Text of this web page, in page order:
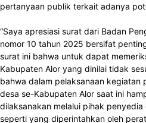
pertanyaan publik terkait adanya
“Saya apresiasi surat dari Badan
nomor 10 tahun 2025 bersifat
surat ini bahwa untuk dapat
Kabupaten Alor yang dinilai tidak
bahwa dalam pelaksanaan kegiatan
desa se-Kabupaten Alor saat ini
dilaksanakan melalui pihak
seperti yang diperintahkan oleh